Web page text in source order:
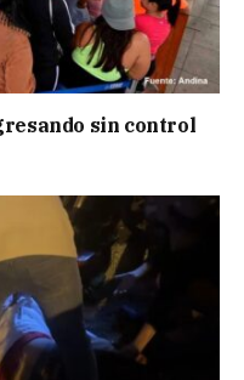
sin control